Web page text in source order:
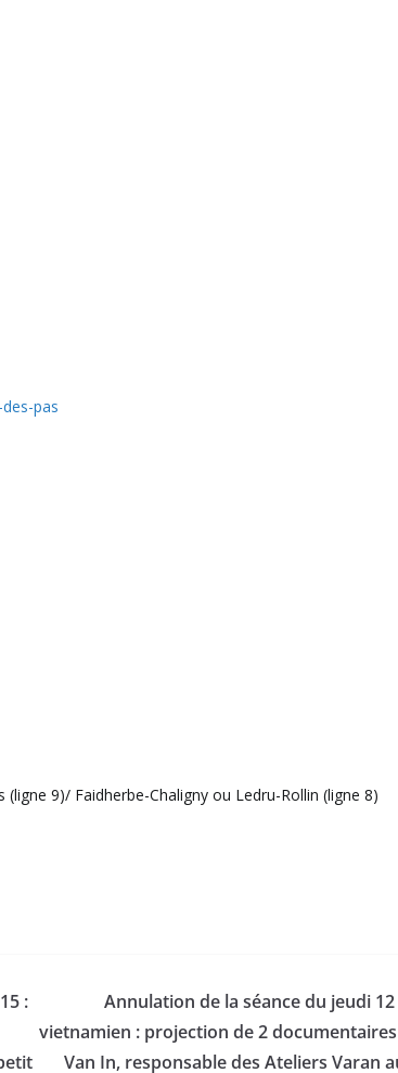
pas
9)/ Faidherbe-Chaligny ou Ledru-Rollin (ligne 8)
:
Annulation de la séance du jeudi
vietnamien : projection de 2
Van In, responsable des Ateliers Varan